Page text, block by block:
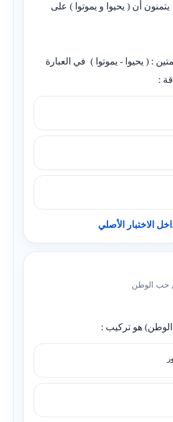
أن ( يحيوا و يموتوا ) على
: ( يحيوا - يموتوا ) في العبارة
:
الاختبار الأصلي
حب الوطن
هو تركيب :